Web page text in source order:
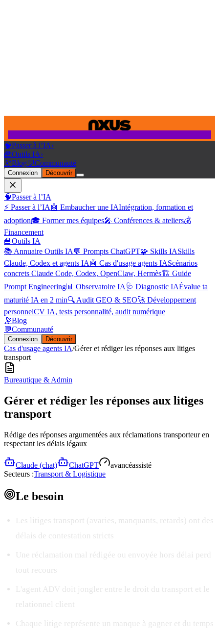
🧠Passer à l’IA›
🧰Outils IA›
🔭Blog💬Communauté
Connexion Découvrir
🧠Passer à l’IA
⚡ Passer à l’IA 🤖 Embaucher une IAIntégration, formation et
adoption🎓 Former mes équipes🎤 Conférences & ateliers💰
Financement
🧰Outils IA
📚 Annuaire Outils IA 💬 Prompts ChatGPT🧩 Skills IASkills
Claude, Codex et agents IA 🤖 Cas d'usage agents IAScénarios
concrets Claude Code, Codex, OpenClaw, Hermès🏗️ Guide
Prompt Engineering📊 Observatoire IA 🩺 Diagnostic IAÉvalue ta
maturité IA en 2 min🔍 Audit GEO & SEO🚀 Développement
personnelCV IA, tests personnalité, audit numérique
🔭Blog
💬Communauté
Connexion Découvrir
Cas d'usage agents IA/Gérer et rédiger les réponses aux litiges
transport
Bureautique & Admin
Gérer et rédiger les réponses aux litiges
transport
Rédige des réponses argumentées aux réclamations transporteur en
respectant les délais légaux
Claude (chat) ChatGPT avancéassisté
Secteurs :Transport & Logistique
Le besoin
Les litiges transport (avaries, manquants, retards) ont des
délais de contestation stricts
Une réclamation mal rédigée ou envoyée hors délai perd
tout recours
L'agent ADV doit jongler entre le droit du transport et le
relationnel client
Chaque litige représente un manque à gagner et du temps